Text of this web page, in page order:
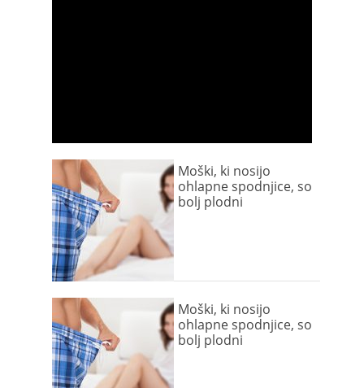
Moški, ki nosijo
ohlapne spodnjice, so
bolj plodni
Moški, ki nosijo
ohlapne spodnjice, so
bolj plodni